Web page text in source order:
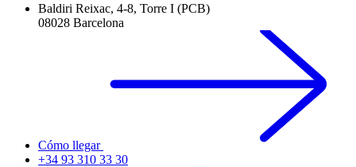
Baldiri Reixac, 4-8, Torre I (PCB)
08028 Barcelona
Cómo llegar
+34 93 310 33 30